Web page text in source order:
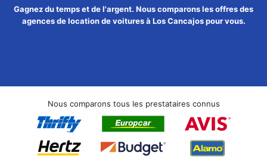
Gagnez du temps et de l'argent. Nous comparons les offres des
agences de location de voitures à Los Cancajos pour vous.
Nous comparons tous les prestataires connus